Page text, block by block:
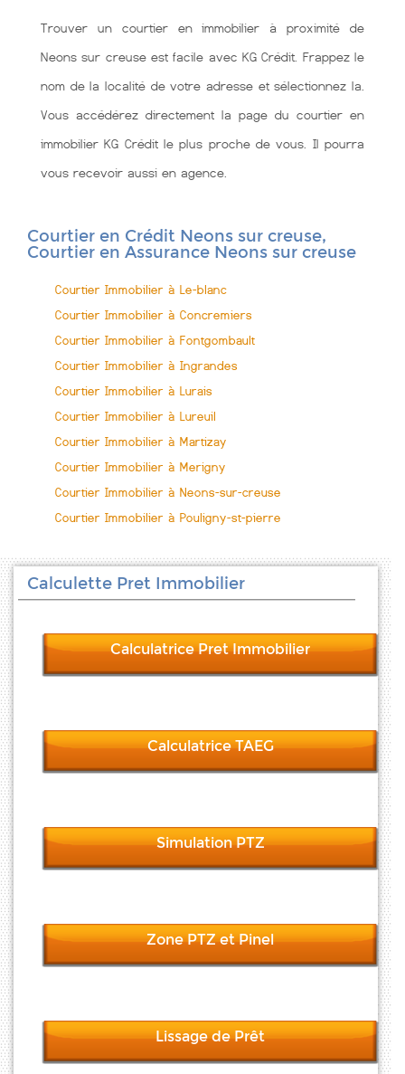
Trouver un courtier en immobilier à proximité de
Neons sur creuse est facile avec KG Crédit. Frappez le
nom de la localité de votre adresse et sélectionnez la.
Vous accédérez directement la page du courtier en
immobilier KG Crédit le plus proche de vous. Il pourra
vous recevoir aussi en agence.
Courtier en Crédit Neons sur creuse,
Courtier en Assurance Neons sur creuse
Courtier Immobilier à Le-blanc
Courtier Immobilier à Concremiers
Courtier Immobilier à Fontgombault
Courtier Immobilier à Ingrandes
Courtier Immobilier à Lurais
Courtier Immobilier à Lureuil
Courtier Immobilier à Martizay
Courtier Immobilier à Merigny
Courtier Immobilier à Neons-sur-creuse
Courtier Immobilier à Pouligny-st-pierre
Calculette Pret Immobilier
Calculatrice Pret Immobilier
Calculatrice TAEG
Simulation PTZ
Zone PTZ et Pinel
Lissage de Prêt